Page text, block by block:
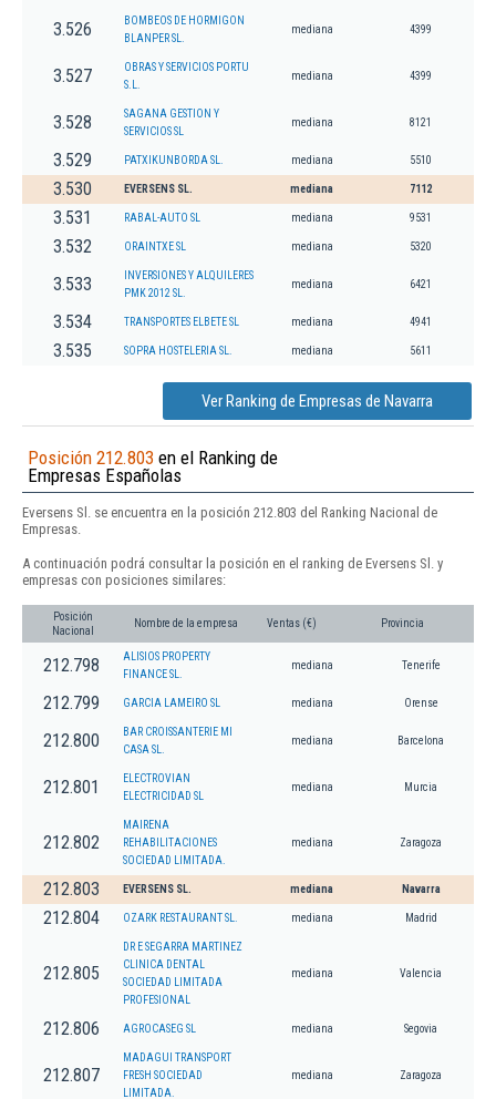
3.526
BOMBEOS DE HORMIGON
BLANPER SL.
mediana 4399
3.527
OBRAS Y SERVICIOS PORTU
S.L.
mediana 4399
3.528
SAGANA GESTION Y
SERVICIOS SL
mediana 8121
3.529 PATXIKUNBORDA SL. mediana 5510
3.530 EVERSENS SL. mediana 7112
3.531 RABAL-AUTO SL mediana 9531
3.532 ORAINTXE SL mediana 5320
3.533
INVERSIONES Y ALQUILERES
PMK 2012 SL.
mediana 6421
3.534 TRANSPORTES ELBETE SL mediana 4941
3.535 SOPRA HOSTELERIA SL. mediana 5611
Ver Ranking de Empresas de Navarra
Posición 212.803 en el Ranking de
Empresas Españolas
Eversens Sl. se encuentra en la posición 212.803 del Ranking Nacional de
Empresas.
A continuación podrá consultar la posición en el ranking de Eversens Sl. y
empresas con posiciones similares:
Posición
Nacional
Nombre de la empresa Ventas (€) Provincia
212.798
ALISIOS PROPERTY
FINANCE SL.
mediana Tenerife
212.799 GARCIA LAMEIRO SL mediana Orense
212.800
BAR CROISSANTERIE MI
CASA SL.
mediana Barcelona
212.801
ELECTROVIAN
ELECTRICIDAD SL
mediana Murcia
212.802
MAIRENA
REHABILITACIONES
SOCIEDAD LIMITADA.
mediana Zaragoza
212.803 EVERSENS SL. mediana Navarra
212.804 OZARK RESTAURANT SL. mediana Madrid
212.805
DR E SEGARRA MARTINEZ
CLINICA DENTAL
SOCIEDAD LIMITADA
PROFESIONAL
mediana Valencia
212.806 AGROCASEG SL mediana Segovia
212.807
MADAGUI TRANSPORT
FRESH SOCIEDAD
LIMITADA.
mediana Zaragoza